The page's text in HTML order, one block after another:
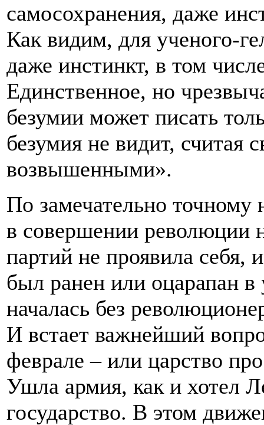
самосохранения, даже
Как видим, для ученого-
даже инстинкт, в том
Единственное, но
безумии может писать
безумия не видит, считая
возвышенными».
По замечательно
в совершении революции
партий не проявила
был ранен или оцарапан
началась без
И встает важнейший
феврале – или царство
Ушла армия, как и хотел
государство. В этом